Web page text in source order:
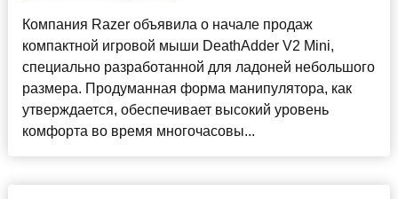
Компания Razer объявила о начале продаж
компактной игровой мыши DeathAdder V2 Mini,
специально разработанной для ладоней небольшого
размера. Продуманная форма манипулятора, как
утверждается, обеспечивает высокий уровень
комфорта во время многочасовы...